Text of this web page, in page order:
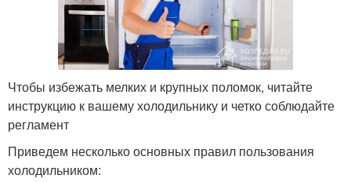
Чтобы избежать мелких и крупных поломок, читайте
инструкцию к вашему холодильнику и четко соблюдайте
регламент
Приведем несколько основных правил пользования
холодильником: